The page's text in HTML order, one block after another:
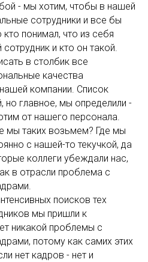
- мы хотим, чтобы в нашей
сотрудники и все бы
понимал, что из себя
и кто он такой.
в столбик все
качества
компании. Список
но главное, мы определили -
от нашего персонала.
мы таких возьмем? Где мы
с нашей-то текучкой, да
коллеги убеждали нас,
в отрасли проблема с
поисков тех
мы пришли к
никакой проблемы с
потому как самих этих
нет кадров - нет и